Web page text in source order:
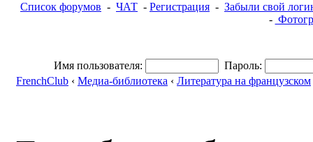
Список форумов - ЧАТ - Регистрация - Забыли свой
-
Имя пользователя:
Пароль:
FrenchClub ‹ Медиа-библиотека ‹ Литература на французском